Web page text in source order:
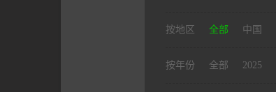
按地区 全部 中国
按年份 全部 2025